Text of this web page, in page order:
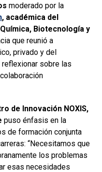
moderado por la
, académica del
Biotecnología y
que reunió a
privado y del
sobre las
de Innovación NOXIS,
puso énfasis en la
de formación conjunta
“Necesitamos que
los problemas
esas necesidades